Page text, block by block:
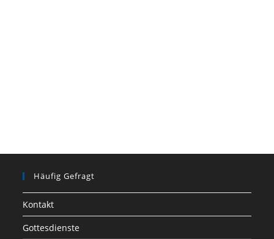
Häufig Gefragt
Kontakt
Gottesdienste